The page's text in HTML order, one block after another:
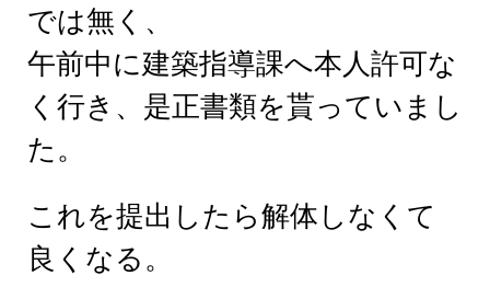
では無く、
午前中に建築指導課へ本人許可な
く行き、是正書類を貰っていまし
た。
これを提出したら解体しなくて
良くなる。